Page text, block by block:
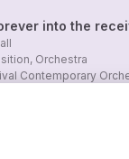
Orchestra